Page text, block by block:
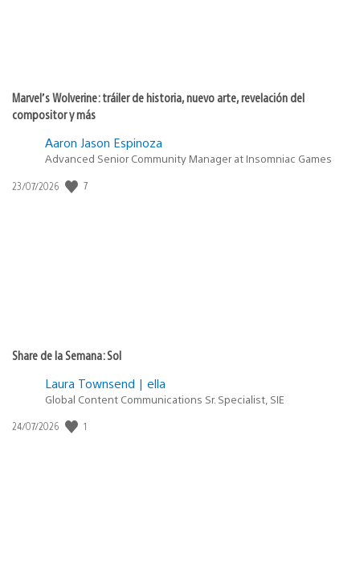
Marvel’s Wolverine: tráiler de historia, nuevo arte, revelación del
compositor y más
Aaron Jason Espinoza
Advanced Senior Community Manager at Insomniac Games
Fecha
23/07/2026 7
Share de la Semana: Sol
Laura Townsend | ella
Global Content Communications Sr. Specialist, SIE
Fecha
24/07/2026 1